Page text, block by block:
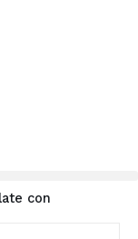
con